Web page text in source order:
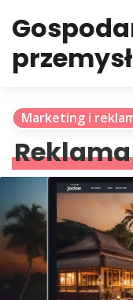
przemysł
Marketing i